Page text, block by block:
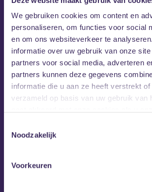
We gebruiken cookies om content en
personaliseren, om functies voor social
en om ons websiteverkeer te
informatie over uw gebruik van onze
partners voor social media, adverteren
partners kunnen deze gegevens
informatie die u aan ze heeft verstrekt
verzameld op basis van uw gebruik van
Noodzakelijk
Voorkeuren
in de alledaagse werkelijkheid.
DADA
De Eindhovense rapperDADAvertelt zijn
als een dichter, in het Nederlands, in
live instrumenten, rap en zang. Met zijn
hiphop zoekt hij niet alleen de grenzen
maar ook de grenzen van de